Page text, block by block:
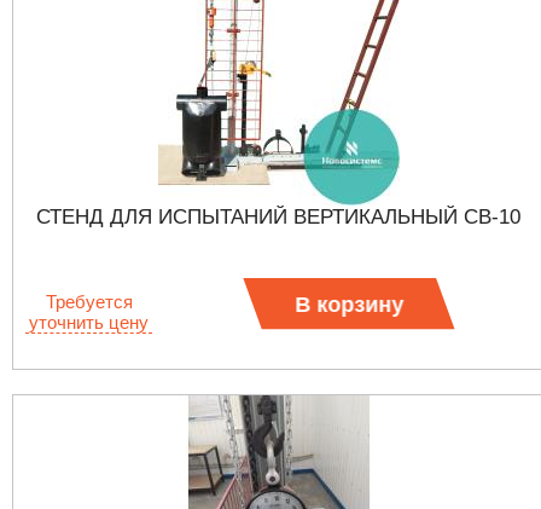
СТЕНД ДЛЯ ИСПЫТАНИЙ ВЕРТИКАЛЬНЫЙ СВ-10
Требуется
уточнить цену
В корзину